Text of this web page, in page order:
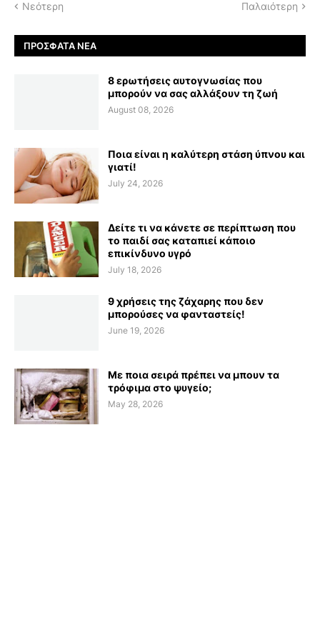
Νεότερη Παλαιότερη
ΠΡΌΣΦΑΤΑ ΝΈΑ
8 ερωτήσεις αυτογνωσίας που
μπορούν να σας αλλάξουν τη ζωή
August 08, 2026
Ποια είναι η καλύτερη στάση ύπνου και
γιατί!
July 24, 2026
Δείτε τι να κάνετε σε περίπτωση που
το παιδί σας καταπιεί κάποιο
επικίνδυνο υγρό
July 18, 2026
9 χρήσεις της ζάχαρης που δεν
μπορούσες να φανταστείς!
June 19, 2026
Με ποια σειρά πρέπει να μπουν τα
τρόφιμα στο ψυγείο;
May 28, 2026